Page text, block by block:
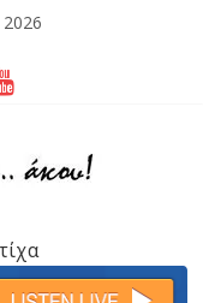
Στρατάκης